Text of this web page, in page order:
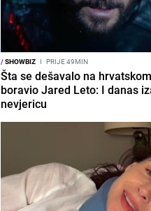
/SHOWBIZ I PRIJE 49MIN
Šta se dešavalo na
boravio Jared Leto: I danas
nevjericu